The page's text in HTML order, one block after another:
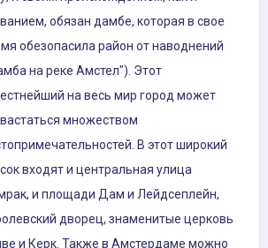
обязан дамбе, которая в свое
обезопасила район от наводнений
на реке Амстел"). Этот
на весь мир город может
множеством
В этот широкий
входят и центральная улица
и площади Дам и Лейдсеплейн,
дворец, знаменитые церковь
и Керк. Также в Амстердаме можно